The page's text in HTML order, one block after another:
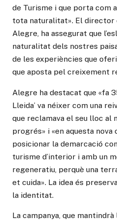
de Turisme i que porta com
tota naturalitat». El director
Alegre, ha assegurat que
naturalitat dels nostres
de les experiències que
que aposta pel creixement
Alegre ha destacat que «fa
Lleida’ va néixer com una
que reclamava el seu lloc al
progrés» i «en aquesta nova
posicionar la demarcació
turisme d’interior i amb un
regeneratiu, perquè una
et cuida». La idea és
la identitat.
La campanya, que